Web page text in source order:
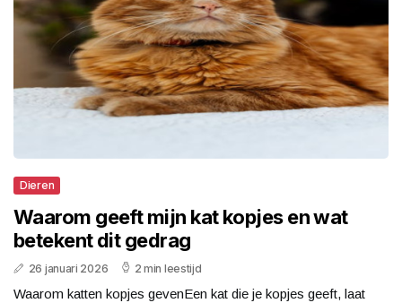
Dieren
Waarom geeft mijn kat kopjes en wat
betekent dit gedrag
26 januari 2026 2 min leestijd
Waarom katten kopjes gevenEen kat die je kopjes geeft, laat